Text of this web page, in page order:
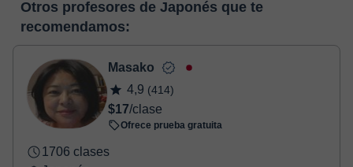
enlace puedes ver una demo del aula y conocerla:
virtual
horas, podrás realizar el pago mediante nuestro TPV virtual.
Tienes dos opciones para efectuar el pago:
- Tarjeta de crédito.
- Paypal.
Una vez realices el pago de la clase, recibirás un e-mail de
confirmación de la reserva.
Otros profesores de Japonés que te
recomendamos:
Masako
4,9 (414)
$17/clase
Ofrece prueba gratuita
1706 clases